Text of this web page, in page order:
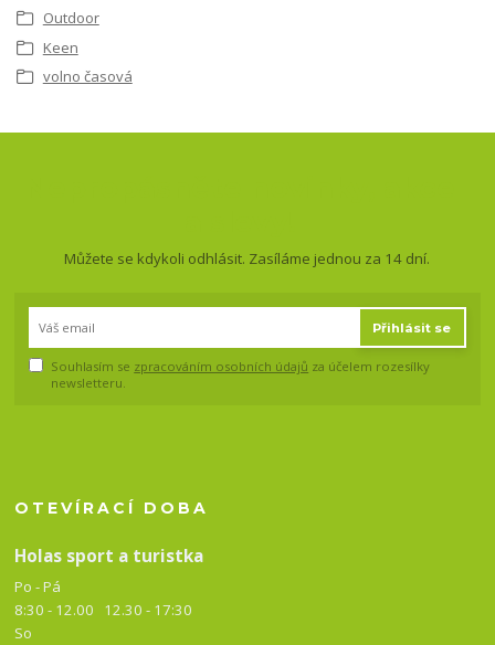
Outdoor
Keen
volno časová
Můžete se kdykoli odhlásit. Zasíláme jednou za 14 dní.
Přihlásit se
Souhlasím se zpracováním osobních údajů za účelem rozesílky
newsletteru.
OTEVÍRACÍ DOBA
Holas sport a turistka
Po - Pá
8:30 - 12.00 12.30 - 17:30
So